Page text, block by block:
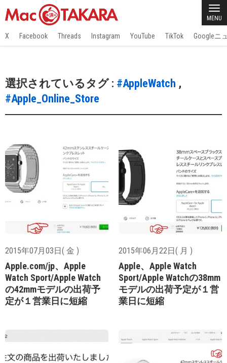
MENU
X Facebook Threads Instagram YouTube TikTok Googleニ
選択されているタグ : #AppleWatch ,
#Apple_Online_Store
2015年07月03日( 金 )
Apple.com/jp、Apple
Watch Sport/Apple Watch
の42mmモデルの出荷予
定が１営業日に短縮
2015年06月22日( 月 )
Apple、Apple Watch
Sport/Apple Watchの38mm
モデルの出荷予定が１営
業日に短縮